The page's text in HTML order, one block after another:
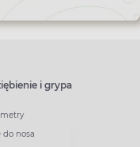
i grypa
do nosa